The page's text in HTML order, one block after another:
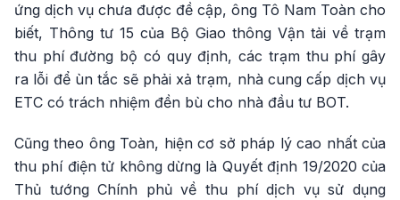
ứng dịch vụ chưa được đề cập, ông Tô Nam Toàn cho
biết, Thông tư 15 của Bộ Giao thông Vận tải về trạm
thu phí đường bộ có quy định, các trạm thu phí gây
ra lỗi để ùn tắc sẽ phải xả trạm, nhà cung cấp dịch vụ
ETC có trách nhiệm đền bù cho nhà đầu tư BOT.
Cũng theo ông Toàn, hiện cơ sở pháp lý cao nhất của
thu phí điện tử không dừng là Quyết định 19/2020 của
Thủ tướng Chính phủ về thu phí dịch vụ sử dụng